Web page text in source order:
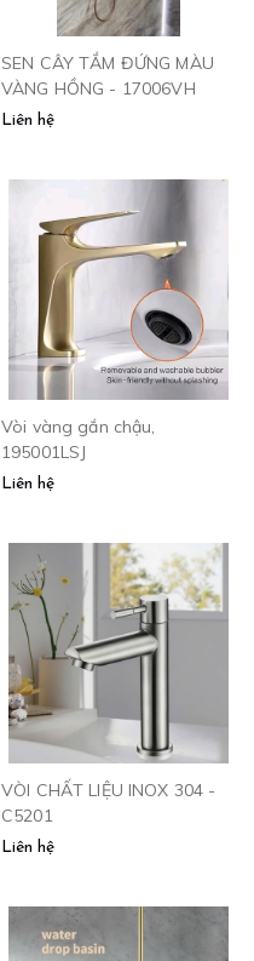
SEN CÂY TẮM ĐỨNG MÀU
VÀNG HỒNG - 17006VH
Liên hệ
Vòi vàng gắn chậu,
195001LSJ
Liên hệ
VÒI CHẤT LIỆU INOX 304 -
C5201
Liên hệ